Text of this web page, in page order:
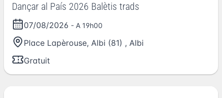
Dançar al País 2026 Balètis trads
07/08/2026 - A 19h00
Place Lapèrouse, Albi (81) , Albi
Gratuit